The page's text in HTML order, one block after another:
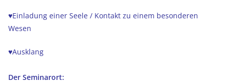
♥Einladung einer Seele / Kontakt zu einem besonderen
Wesen
♥Ausklang
Der Seminarort: